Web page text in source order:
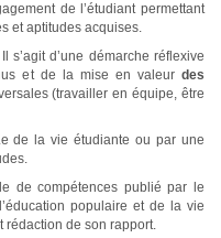
de l’étudiant permettant
et aptitudes acquises.
s’agit d’une démarche réflexive
et de la mise en valeur des
(travailler en équipe, être
de la vie étudiante ou par une
de compétences publié par le
populaire et de la vie
rédaction de son rapport.